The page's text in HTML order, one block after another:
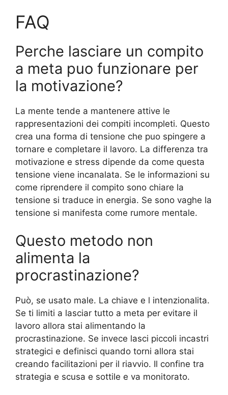
FAQ
Perche lasciare un compito
a meta puo funzionare per
la motivazione?
La mente tende a mantenere attive le
rappresentazioni dei compiti incompleti. Questo
crea una forma di tensione che puo spingere a
tornare e completare il lavoro. La differenza tra
motivazione e stress dipende da come questa
tensione viene incanalata. Se le informazioni su
come riprendere il compito sono chiare la
tensione si traduce in energia. Se sono vaghe la
tensione si manifesta come rumore mentale.
Questo metodo non
alimenta la
procrastinazione?
Può, se usato male. La chiave e l intenzionalita.
Se ti limiti a lasciar tutto a meta per evitare il
lavoro allora stai alimentando la
procrastinazione. Se invece lasci piccoli incastri
strategici e definisci quando torni allora stai
creando facilitazioni per il riavvio. Il confine tra
strategia e scusa e sottile e va monitorato.